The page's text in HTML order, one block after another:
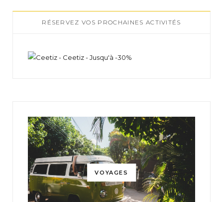
RÉSERVEZ VOS PROCHAINES ACTIVITÉS
VOYAGES